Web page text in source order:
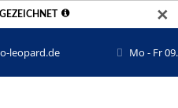
✕
leopard.de Mo - Fr